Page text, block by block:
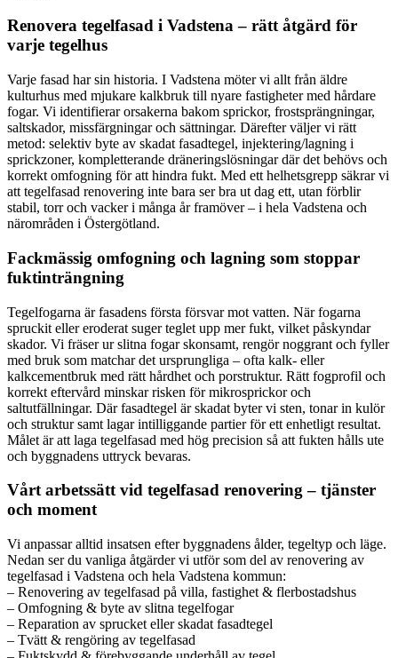
Renovera tegelfasad i Vadstena – rätt åtgärd för
varje tegelhus
Varje fasad har sin historia. I Vadstena möter vi allt från äldre
kulturhus med mjukare kalkbruk till nyare fastigheter med hårdare
fogar. Vi identifierar orsakerna bakom sprickor, frostsprängningar,
saltskador, missfärgningar och sättningar. Därefter väljer vi rätt
metod: selektiv byte av skadat fasadtegel, injektering/lagning i
sprickzoner, kompletterande dräneringslösningar där det behövs och
korrekt omfogning för att hindra fukt. Med ett helhetsgrepp säkrar vi
att tegelfasad renovering inte bara ser bra ut dag ett, utan förblir
stabil, torr och vacker i många år framöver – i hela Vadstena och
närområden i Östergötland.
Fackmässig omfogning och lagning som stoppar
fuktinträngning
Tegelfogarna är fasadens första försvar mot vatten. När fogarna
spruckit eller eroderat suger teglet upp mer fukt, vilket påskyndar
skador. Vi fräser ur slitna fogar skonsamt, rengör noggrant och fyller
med bruk som matchar det ursprungliga – ofta kalk- eller
kalkcementbruk med rätt hårdhet och porstruktur. Rätt fogprofil och
korrekt eftervård minskar risken för mikrosprickor och
saltutfällningar. Där fasadtegel är skadat byter vi sten, tonar in kulör
och struktur samt lagar intilliggande partier för ett enhetligt resultat.
Målet är att laga tegelfasad med hög precision så att fukten hålls ute
och byggnadens uttryck bevaras.
Vårt arbetssätt vid tegelfasad renovering – tjänster
och moment
Vi anpassar alltid insatsen efter byggnadens ålder, tegeltyp och läge.
Nedan ser du vanliga åtgärder vi utför som del av renovering av
tegelfasad i Vadstena och hela Vadstena kommun:
– Renovering av tegelfasad på villa, fastighet & flerbostadshus
– Omfogning & byte av slitna tegelfogar
– Reparation av sprucket eller skadat fasadtegel
– Tvätt & rengöring av tegelfasad